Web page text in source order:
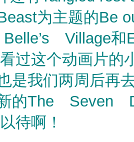
为主题的Be
Belle’s Village和
过这个动画片的
是我们两周后再
新的The
待啊！